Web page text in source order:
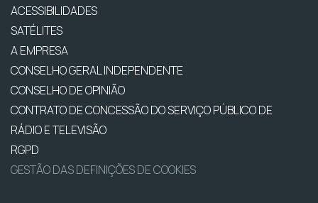
ACESSIBILIDADES
SATÉLITES
A EMPRESA
CONSELHO GERAL INDEPENDENTE
CONSELHO DE OPINIÃO
CONTRATO DE CONCESSÃO DO SERVIÇO PÚBLICO DE
RÁDIO E TELEVISÃO
RGPD
GESTÃO DAS DEFINIÇÕES DE COOKIES